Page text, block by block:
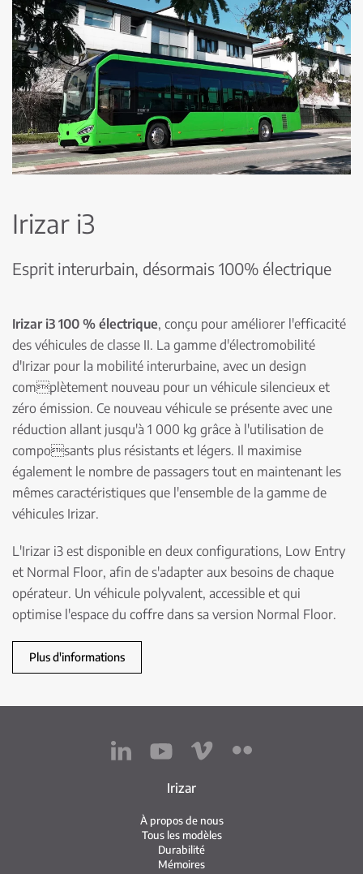
Irizar i3
Esprit interurbain, désormais 100% électrique
Irizar i3 100 % électrique, conçu pour améliorer l'efficacité
des véhicules de classe II. La gamme d'électromobilité
d'Irizar pour la mobilité interurbaine, avec un design
complètement nouveau pour un véhicule silencieux et
zéro émission. Ce nouveau véhicule se présente avec une
réduction allant jusqu'à 1 000 kg grâce à l'utilisation de
composants plus résistants et légers. Il maximise
également le nombre de passagers tout en maintenant les
mêmes caractéristiques que l'ensemble de la gamme de
véhicules Irizar.
L'Irizar i3 est disponible en deux configurations, Low Entry
et Normal Floor, afin de s'adapter aux besoins de chaque
opérateur. Un véhicule polyvalent, accessible et qui
optimise l'espace du coffre dans sa version Normal Floor.
Plus d'informations
Irizar
À propos de nous
Tous les modèles
Durabilité
Mémoires